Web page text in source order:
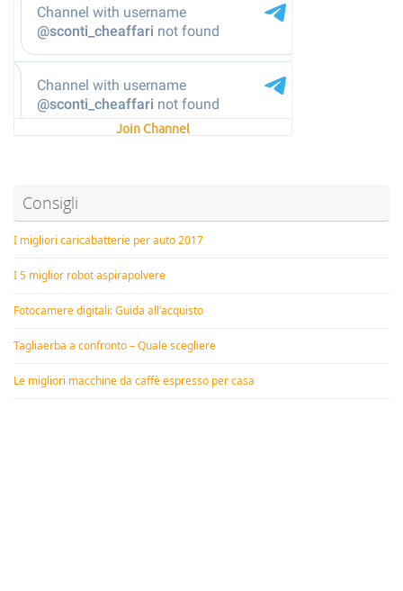
Join Channel
Consigli
I migliori caricabatterie per auto 2017
I 5 miglior robot aspirapolvere
Fotocamere digitali: Guida all’acquisto
Tagliaerba a confronto – Quale scegliere
Le migliori macchine da caffè espresso per casa